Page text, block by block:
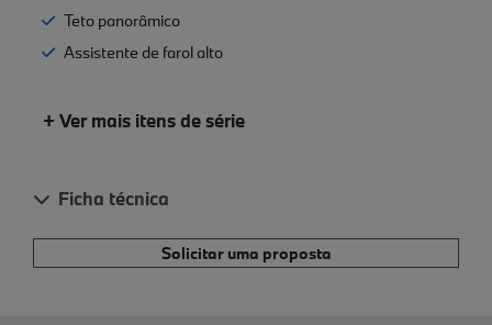
Teto panorâmico
Assistente de farol alto
+ Ver mais itens de série
Ficha técnica
Solicitar uma proposta